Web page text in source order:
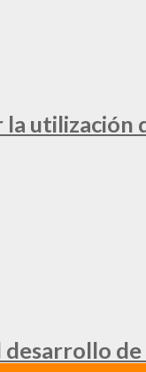
la utilización